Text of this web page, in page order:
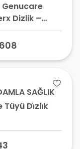
Genucare
Dizlik –
Dizlik,
Destekli
SAĞLIK
Tüyü Di̇zli̇k